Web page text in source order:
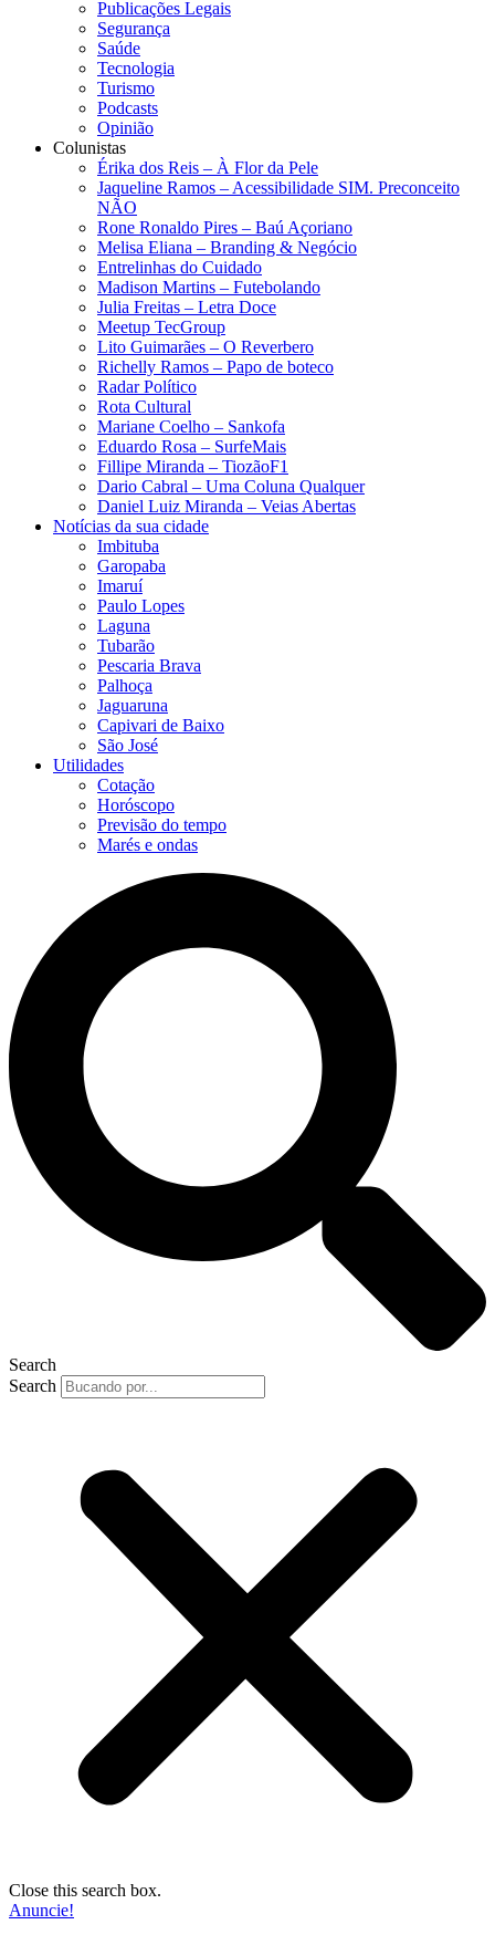
Publicações Legais
Segurança
Saúde
Tecnologia
Turismo
Podcasts
Opinião
Colunistas
Érika dos Reis​ – À Flor da Pele
Jaqueline Ramos – Acessibilidade SIM. Preconceito
NÃO
Rone Ronaldo Pires – Baú Açoriano
Melisa Eliana – Branding & Negócio
Entrelinhas do Cuidado
Madison Martins – Futebolando
Julia Freitas​ – Letra Doce
Meetup TecGroup
Lito Guimarães – O Reverbero
Richelly Ramos​ – Papo de boteco
Radar Político
Rota Cultural
Mariane Coelho – Sankofa
Eduardo Rosa​ – SurfeMais
Fillipe Miranda – TiozãoF1
Dario Cabral – Uma Coluna Qualquer
Daniel Luiz Miranda – Veias Abertas
Notícias da sua cidade
Imbituba
Garopaba
Imaruí
Paulo Lopes
Laguna
Tubarão
Pescaria Brava
Palhoça
Jaguaruna
Capivari de Baixo
São José
Utilidades
Cotação
Horóscopo
Previsão do tempo
Marés e ondas
Search
Search
Close this search box.
Anuncie!